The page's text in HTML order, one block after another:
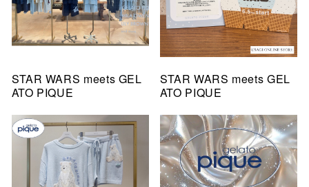
STAR WARS meets GEL
ATO PIQUE
STAR WARS meets GEL
ATO PIQUE